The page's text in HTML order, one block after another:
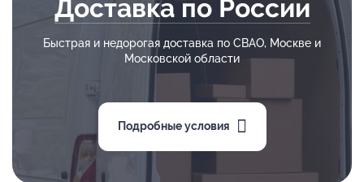
Доставка по России
Быстрая и недорогая доставка по СВАО, Москве и
Московской области
Подробные условия